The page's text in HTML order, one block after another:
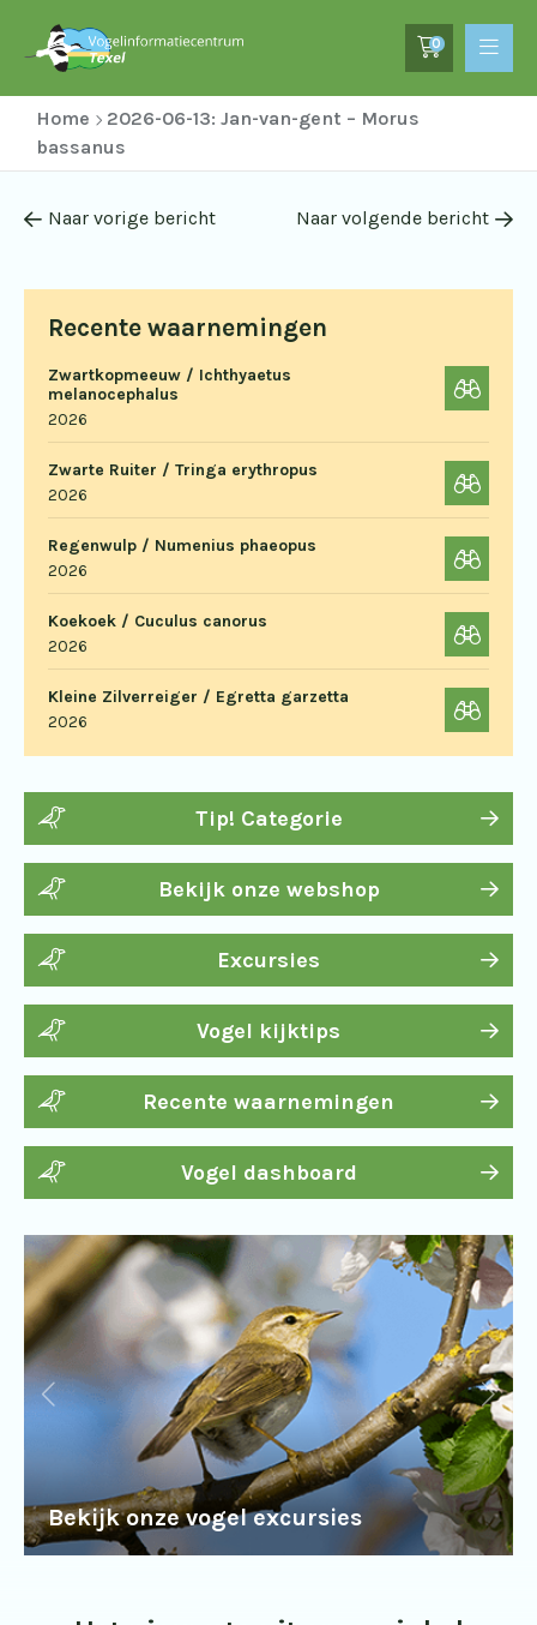
0
Home
2026-06-13: Jan-van-gent – Morus
bassanus
Recente waarnemingen
Zwartkopmeeuw / Ichthyaetus
melanocephalus
2026
Zwarte Ruiter / Tringa erythropus
2026
Regenwulp / Numenius phaeopus
2026
Koekoek / Cuculus canorus
2026
Kleine Zilverreiger / Egretta garzetta
2026
Tip! Categorie
Bekijk onze webshop
Excursies
Vogel kijktips
Recente waarnemingen
Vogel dashboard
Bekijk onze vogel excursies
Naar vorige bericht Naar volgende bericht